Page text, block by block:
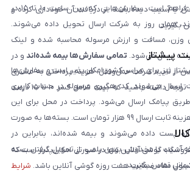
آسیب دیده باشد، از دریافت آن خودداری کرده و
بگیرید.
پوشش این شرکت‌ها فراهم است. سفارش‌هایی که بین ساعت ۱۰ تا ۱۵ در
همان روز به شرکت ارسال تحویل داده می‌شوند.
وزن، مسافت و ارزش مرسوله محاسبه شده و لینک
ارسال می‌شود. تمامی سفارش‌ها بیمه شده‌اند و در
از تایید شرکت حمل‌ونقل، هزینه پرداختی به مشتری
بازگردانده خواهد شد. توجه داشته باشید که بیمه شامل کسر ۱۰ تا ۱۵ درصد
پیشتاز
نیز برای سراسر کشور امکان‌پذیر است و سفارش‌ها
ارسال می‌شوند. کد رهگیری مرسوله در حساب کاربری
پیامک ارسال می‌شود. پرداخت در محل برای این
روش ممکن نیست و هزینه ثابت ارسال ۹۹ هزار تومان است. بسته‌ها به صورت
پست داده می‌شوند و بیمه شده‌اند، بنابراین در
آسیب یا مخدوش بودن پلمپ، از تحویل گرفتن بسته
تماس بگیرید.
گوشی آنلاین تنها در صورتی امکان‌پذیر است که
مفاد ضمانت هفت روزه گوشی آنلاین باشد. شرایط